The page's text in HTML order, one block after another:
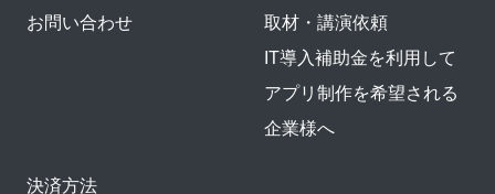
お問い合わせ
取材・講演依頼
IT導入補助金を利用して
アプリ制作を希望される
企業様へ
決済方法